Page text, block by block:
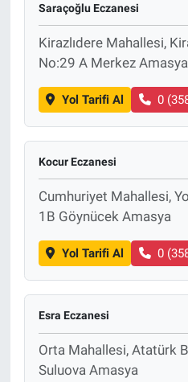
Saraçoğlu Eczanesi
Kirazlıdere Mahallesi,
No:29 A Merkez Amasya
Yol Tarifi Al 0
Kocur Eczanesi
Cumhuriyet Mahallesi,
1B Göynücek Amasya
Yol Tarifi Al 0
Esra Eczanesi
Orta Mahallesi, Atatürk
Suluova Amasya